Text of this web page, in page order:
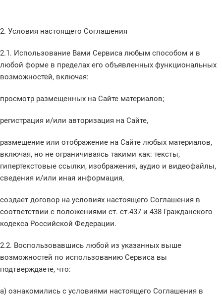
2. Условия настоящего Соглашения
2.1. Использование Вами Сервиса любым способом и в
любой форме в пределах его объявленных функциональных
возможностей, включая:
просмотр размещенных на Сайте материалов;
регистрация и/или авторизация на Сайте,
размещение или отображение на Сайте любых материалов,
включая, но не ограничиваясь такими как: тексты,
гипертекстовые ссылки, изображения, аудио и видеофайлы,
сведения и/или иная информация,
создает договор на условиях настоящего Соглашения в
соответствии с положениями ст. ст.437 и 438 Гражданского
кодекса Российской Федерации.
2.2. Воспользовавшись любой из указанных выше
возможностей по использованию Сервиса вы
подтверждаете, что:
а) ознакомились с условиями настоящего Соглашения в